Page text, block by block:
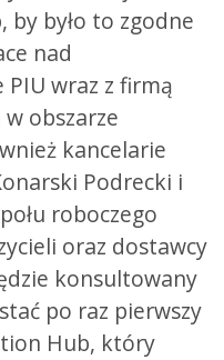
było to zgodne
nad
wraz z firmą
obszarze
kancelarie
Podrecki i
roboczego
oraz dostawcy
konsultowany
po raz pierwszy
Hub, który